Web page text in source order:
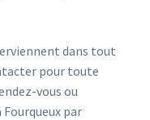
dans tout
pour toute
vous ou
par